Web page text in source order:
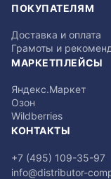
ПОКУПАТЕЛЯМ
Доставка и оплата
Грамоты и
МАРКЕТПЛЕЙСЫ
Яндекс.Маркет
Озон
Wildberries
КОНТАКТЫ
+7 (495) 109-35-97
info@distributor-